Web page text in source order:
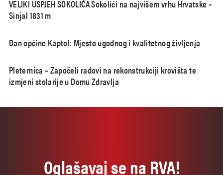
VELIKI USPJEH SOKOLIĆA Sokolići na najvišem vrhu Hrvatske –
Sinjal 1831 m
Dan općine Kaptol: Mjesto ugodnog i kvalitetnog življenja
Pleternica – Započeli radovi na rekonstrukciji krovišta te
izmjeni stolarije u Domu Zdravlja
Oglašavaj se na RVA!